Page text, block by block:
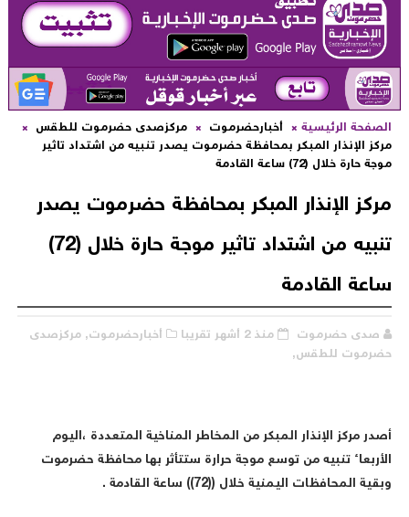
الرئيسية أخبارحضرموت
مركزصدى حضرموت للطقس
الإنذار المبكر بمحافظة حضرموت يصدر تنبيه من اشتداد تاثير
حارة خلال (72) ساعة القادمة
الإنذار المبكر بمحافظة حضرموت يصدر
تنبيه من اشتداد تاثير موجة حارة خلال (72)
القادمة
صدى حضرموت منذ 2 أشهر تقريبا أخبارحضرموت, مركزصدى
للطقس,
مركز الإنذار المبكر من المخاطر المناخية المتعددة ،اليوم
تنبيه من توسع موجة حرارة ستتأثر بها محافظة حضرموت
المحافظات اليمنية خلال ((72)) ساعة القادمة .